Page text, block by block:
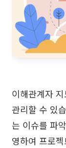
이해관계자
관리할 수 있
는 이슈를 파
영하여 프로